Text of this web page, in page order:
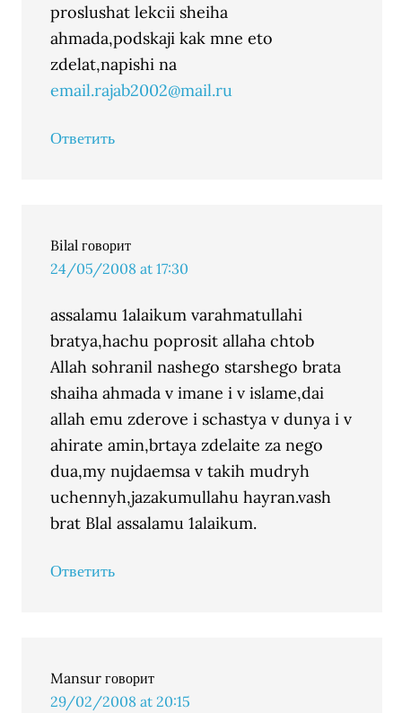
proslushat lekcii sheiha
ahmada,podskaji kak mne eto
zdelat,napishi na
email.rajab2002@mail.ru
Ответить
Bilal говорит
24/05/2008 at 17:30
assalamu 1alaikum varahmatullahi
bratya,hachu poprosit allaha chtob
Allah sohranil nashego starshego brata
shaiha ahmada v imane i v islame,dai
allah emu zderove i schastya v dunya i v
ahirate amin,brtaya zdelaite za nego
dua,my nujdaemsa v takih mudryh
uchennyh,jazakumullahu hayran.vash
brat Blal assalamu 1alaikum.
Ответить
Mansur говорит
29/02/2008 at 20:15